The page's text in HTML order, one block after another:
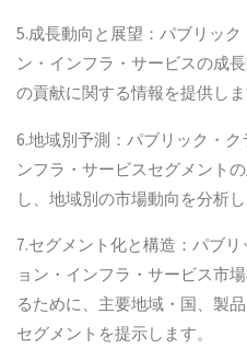
5.成長動向と展望：パブリッ
ン・インフラ・サービスの成
の貢献に関する情報を提供しま
6.地域別予測：パブリック・
ンフラ・サービスセグメント
し、地域別の市場動向を分析し
7.セグメント化と構造：パブ
ョン・インフラ・サービス市
るために、主要地域・国、製
セグメントを提示します。